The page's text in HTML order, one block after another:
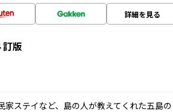
詳細を見る
版
ステイなど、島の人が教えてくれた五島の